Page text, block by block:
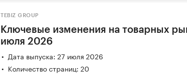
TEBIZ GROUP
Ключевые изменения на товарных
июля 2026
Дата выпуска: 27 июля 2026
Количество страниц: 20